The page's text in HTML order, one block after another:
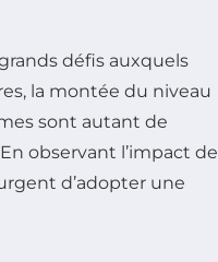
défis auxquels
la montée du niveau
sont autant de
observant l’impact de
d’adopter une